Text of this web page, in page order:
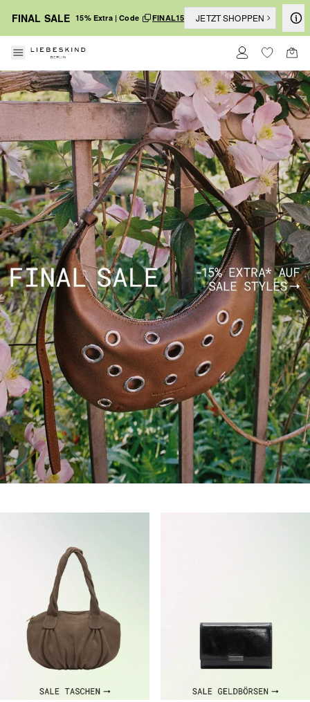
FINAL SALE 15% Extra | Code FINAL15 JETZT SHOPPEN